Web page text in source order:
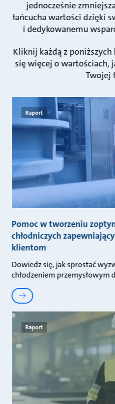
jednocześnie
łańcucha wartości dzięki
i dedykowanemu
Kliknij każdą z
się więcej o wartościach,
Twojej
Raport
Pomoc w tworzeniu
chłodniczych
klientom
Dowiedz się, jak sprostać
chłodzeniem przemysłowym
Raport